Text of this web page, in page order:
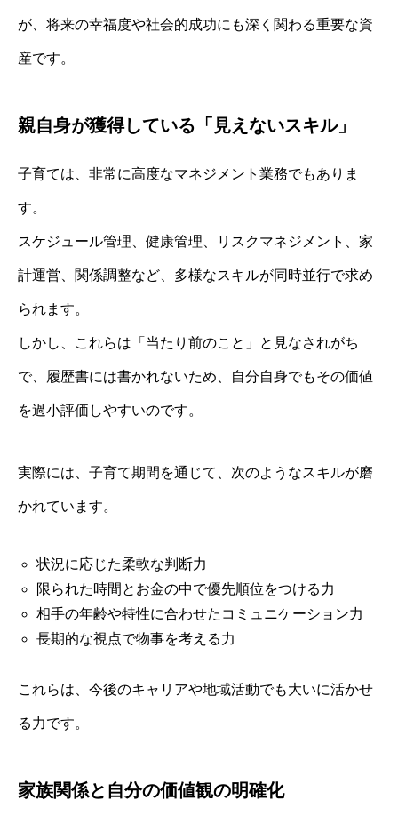
が、将来の幸福度や社会的成功にも深く関わる重要な資
産です。
親自身が獲得している「見えないスキル」
子育ては、非常に高度なマネジメント業務でもありま
す。
スケジュール管理、健康管理、リスクマネジメント、家
計運営、関係調整など、多様なスキルが同時並行で求め
られます。
しかし、これらは「当たり前のこと」と見なされがち
で、履歴書には書かれないため、自分自身でもその価値
を過小評価しやすいのです。
実際には、子育て期間を通じて、次のようなスキルが磨
かれています。
状況に応じた柔軟な判断力
限られた時間とお金の中で優先順位をつける力
相手の年齢や特性に合わせたコミュニケーション力
長期的な視点で物事を考える力
これらは、今後のキャリアや地域活動でも大いに活かせ
る力です。
家族関係と自分の価値観の明確化